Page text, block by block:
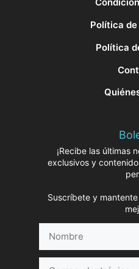
Política
Política
¡Recibe las últimas
exclusivos y
Suscríbete y